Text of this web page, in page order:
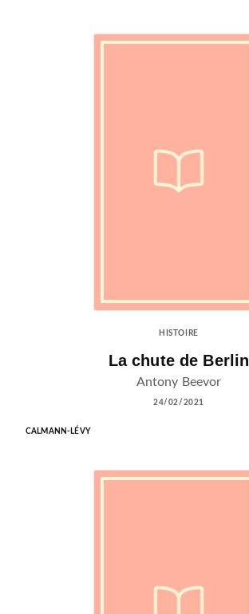
HISTOIRE
La chute de Berlin
Antony Beevor
24/02/2021
CALMANN-LÉVY